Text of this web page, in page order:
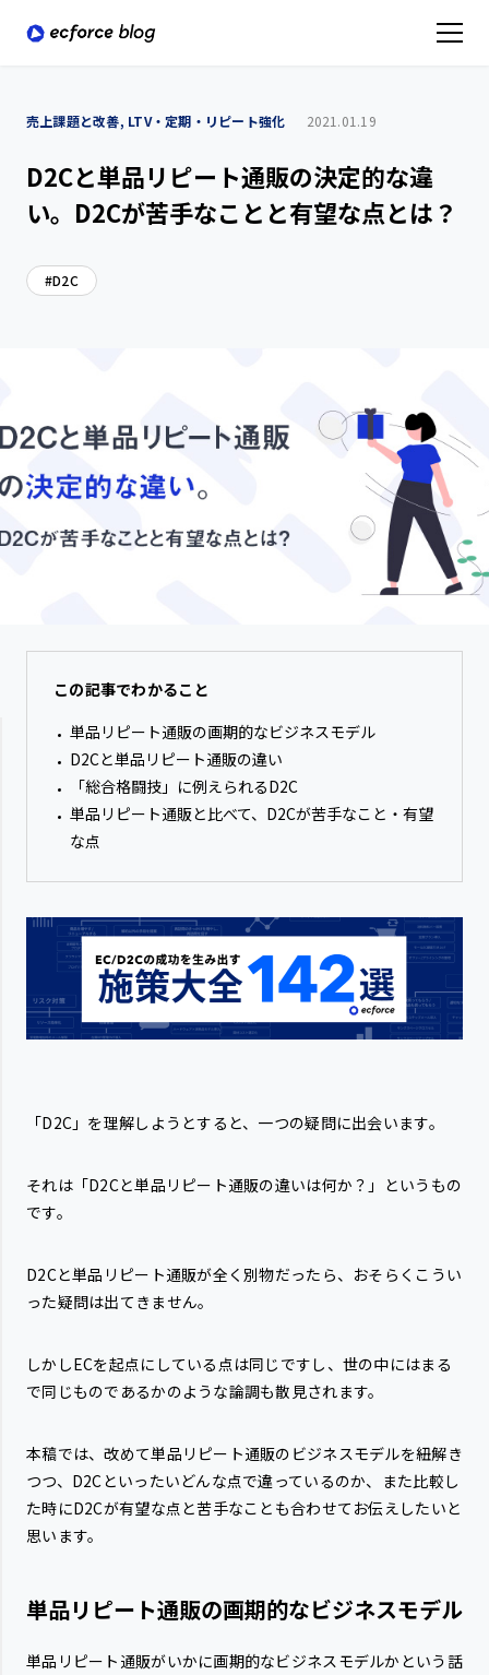
売上課題と改善, LTV・定期・リピート強化 2021.01.19
D2Cと単品リピート通販の決定的な違
い。D2Cが苦手なことと有望な点とは？
D2C
この記事でわかること
単品リピート通販の画期的なビジネスモデル
D2Cと単品リピート通販の違い
「総合格闘技」に例えられるD2C
単品リピート通販と比べて、D2Cが苦手なこと・有望
な点
「D2C」を理解しようとすると、一つの疑問に出会います。
それは「D2Cと単品リピート通販の違いは何か？」というもの
です。
D2Cと単品リピート通販が全く別物だったら、おそらくこうい
った疑問は出てきません。
しかしECを起点にしている点は同じですし、世の中にはまる
で同じものであるかのような論調も散見されます。
本稿では、改めて単品リピート通販のビジネスモデルを紐解き
つつ、D2Cといったいどんな点で違っているのか、また比較し
た時にD2Cが有望な点と苦手なことも合わせてお伝えしたいと
思います。
単品リピート通販の画期的なビジネスモデル
単品リピート通販がいかに画期的なビジネスモデルかという話